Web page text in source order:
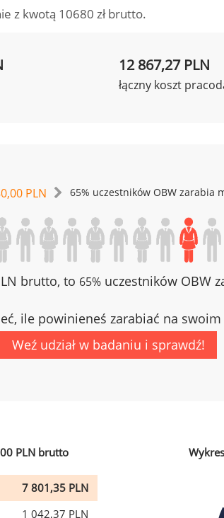
z kwotą 10680 zł brutto.
12 867,27 PLN
łączny koszt
PLN 65% uczestników OBW zarabia
brutto, to 65% uczestników OBW
ile powinieneś zarabiać na
Weź udział w badaniu i sprawdź!
PLN brutto
7 801,35 PLN
1 042,37 PLN